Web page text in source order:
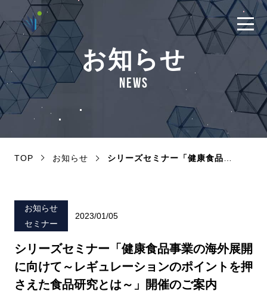
お知らせ
NEWS
TOP お知らせ シリーズセミナー「健康食品事業の海外展開に向けて～レギュレーションのポイントを押さえた食品研究とは～」開催のご案内
お知らせ
セミナー
2023/01/05
シリーズセミナー「健康食品事業の海外展開
に向けて～レギュレーションのポイントを押
さえた食品研究とは～」開催のご案内